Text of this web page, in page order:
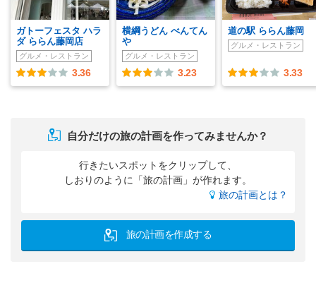
ガトーフェスタ ハラ
ダ ららん藤岡店
グルメ・レストラン
3.36
横綱うどん べんてん
や
グルメ・レストラン
3.23
道の駅 ららん藤岡
グルメ・レストラン
3.33
自分だけの旅の計画を作ってみませんか？
行きたいスポットをクリップして、
しおりのように「旅の計画」が作れます。
旅の計画とは？
旅の計画を作成する